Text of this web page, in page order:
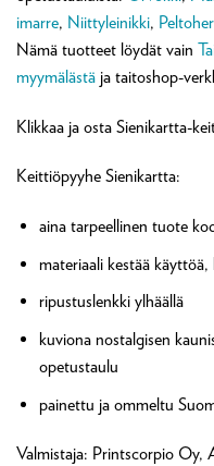
imarre, Niittyleinikki,
Nämä tuotteet löydät vain
myymälästä ja taitoshop-
Klikkaa ja osta Sienikartta-
Keittiöpyyhe Sienikartta:
aina tarpeellinen tuote
materiaali kestää
ripustuslenkki ylhäällä
kuviona nostalgisen
opetustaulu
painettu ja ommeltu
Valmistaja: Printscorpio Oy,